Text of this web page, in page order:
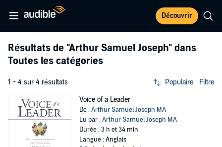
Découvrir
Résultats de "Arthur Samuel Joseph" dans
Toutes les catégories
1 - 4 sur 4 résultats Populaire Filtre
Voice of a Leader
De :Arthur Samuel Joseph MA
Lu par :Arthur Samuel Joseph MA
Durée : 3 h et 34 min
Langue : Anglais